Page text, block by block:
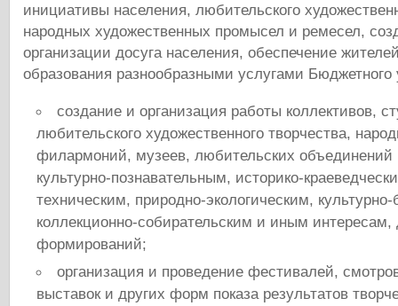
инициативы населения, любительского
народных художественных промысел и ремесел,
организации досуга населения, обеспечение
образования разнообразными услугами Бюджетного
создание и организация работы коллективов,
любительского художественного творчества,
филармоний, музеев, любительских объединений
культурно-познавательным, историко-
техническим, природно-экологическим,
коллекционно-собирательским и иным интересам,
формирований;
организация и проведение фестивалей,
выставок и других форм показа результатов